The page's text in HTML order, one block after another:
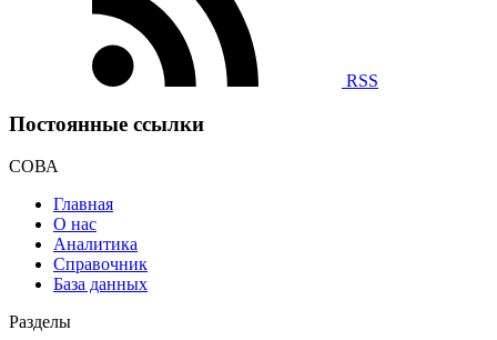
RSS
Постоянные ссылки
СОВА
Главная
О нас
Аналитика
Справочник
База данных
Разделы